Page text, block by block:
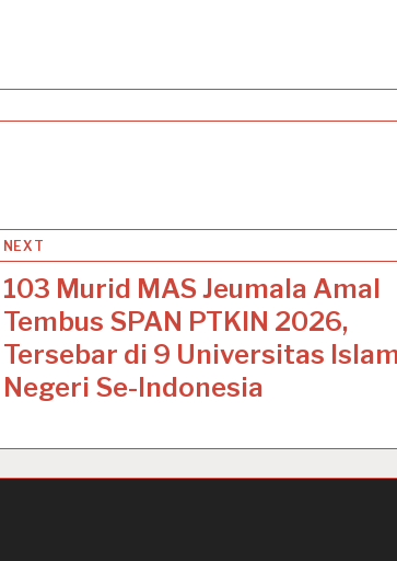
NEXT
103 Murid MAS Jeumala Amal
Tembus SPAN PTKIN 2026,
Tersebar di 9 Universitas
Negeri Se-Indonesia